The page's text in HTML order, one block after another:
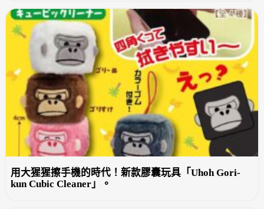
用大猩猩擦手機的時代！新款膠囊玩具「Uhoh Gori-
kun Cubic Cleaner」。